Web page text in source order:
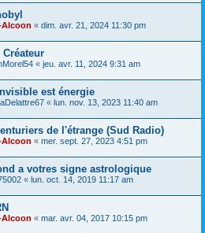
Alcoon « dim. avr. 21, 2024 11:30 pm
« jeu. avr. 11, 2024 9:31 am
est énergie
« lun. nov. 13, 2023 11:40 am
de l'étrange (Sud Radio)
Alcoon « mer. sept. 27, 2023 4:51 pm
a votres signe astrologique
« lun. oct. 14, 2019 11:17 am
Alcoon « mar. avr. 04, 2017 10:15 pm